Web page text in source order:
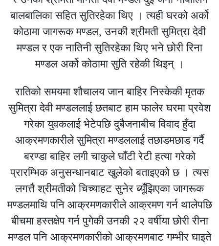
बालबालिका सहित सुतिरहेका थिए । त्यही घरको अर्को
कोठामा जागरूक मण्डल, उनकी श्रीमती सुमित्रा देवी
मण्डल र एक नातिनी सुतिरहेका थिए भने छोरी रिना
मण्डल अर्को कोठामा सुति रहेकी थिइन् ।
रातिको समयमा शौचालय जान बाहिर निस्केकी मृतक
सुमित्रा देवी मण्डललाई छतबाट हाम फालेर घरमा प्रवेश
गरेका युवकलाई भेटेपछि दुबैजनाबीच विवाद हुँदा
आक्रमणकारीले सुमित्रा मण्डललाई तछाडमछाड गर्दै
बरण्डा बाहिर लगी चाकुले घाँटी रेटी हत्या गरेको
प्रारम्भिक अनुसन्धानबाट खुलेको बताइएको छ । त्यस
लगत्तै श्रीमतीको चिच्याहट सुनेर ब्यूँझिएका जागरूक
मण्डलमाथि पनि आक्रमणकारीले आक्रमण गर्न थालेपछि
बीचमा हस्तक्षेप गर्न पुगेकी उनकी २२ वर्षीया छोरी रीना
मण्डल पनि आक्रमणकारीको आक्रमणबाट गम्भीर घाइते